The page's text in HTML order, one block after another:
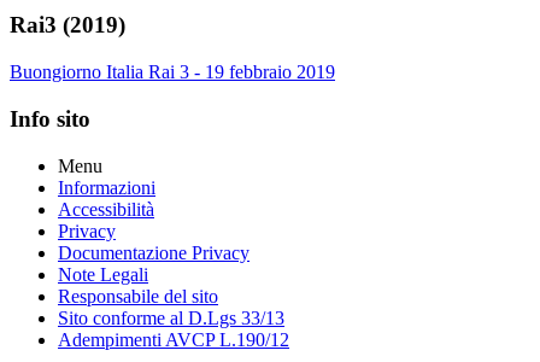
Rai3 (2019)
Buongiorno Italia Rai 3 - 19 febbraio 2019
Info sito
Menu
Informazioni
Accessibilità
Privacy
Documentazione Privacy
Note Legali
Responsabile del sito
Sito conforme al D.Lgs 33/13
Adempimenti AVCP L.190/12